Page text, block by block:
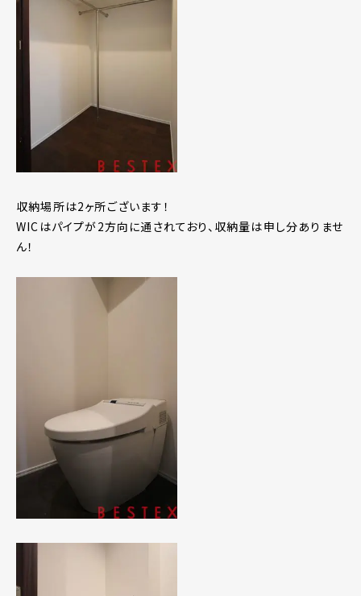
収納場所は2ヶ所ございます！
WICはパイプが2方向に通されており、収納量は申し分ありませ
ん！